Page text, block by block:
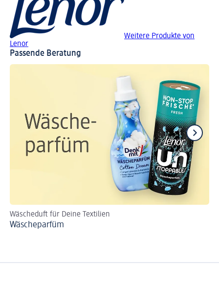
Weitere Produkte von
Lenor
Passende Beratung
Wäscheduft für Deine Textilien
Wäscheparfüm